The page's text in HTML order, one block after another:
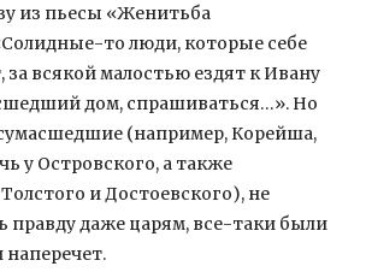
из пьесы «Женитьба
то люди, которые себе
всякой малостью ездят к Ивану
дом, спрашиваться…». Но
(например, Корейша,
у Островского, а также
и Достоевского), не
правду даже царям, все-таки были
наперечет.